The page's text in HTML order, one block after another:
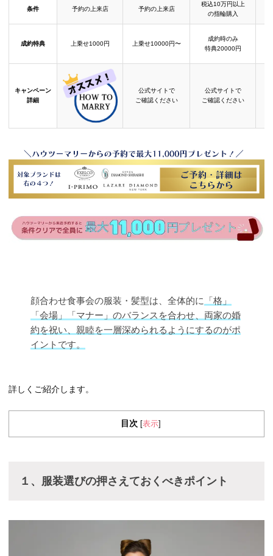
条件 予約の上来店 予約の上来店
税込10万円以上
の指輪購入
成約特典 上乗せ1000円 上乗せ10000円〜
成約時のみ
特典20000円
キャンペーン
詳細
公式サイトで
ご確認ください
公式サイトで
ご確認ください
顔合わせ食事会の服装・髪型は、全体的に 「格」
「会場」「マナー」のバランスを合わせ、両家の婚
約を祝い、親睦を一層深められるようにするのがポ
イントです。
詳しくご紹介します。
目次 表示
１ 、服装選びの押さえておくべきポイント